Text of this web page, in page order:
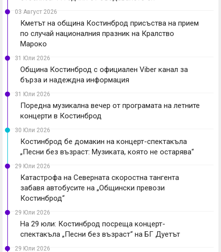
03 Август 2026
Кметът на община Костинброд присъства на прием
по случай националния празник на Кралство
Мароко
31 Юли 2026
Община Костинброд с официален Viber канал за
бърза и надеждна информация
31 Юли 2026
Поредна музикална вечер от програмата на летните
концерти в Костинброд
30 Юли 2026
Костинброд бе домакин на концерт-спектакъла
„Песни без възраст: Музиката, която не остарява“
29 Юли 2026
Катастрофа на Северната скоростна тангента
забавя автобусите на „Общински превози
Костинброд“
29 Юли 2026
На 29 юли: Костинброд посреща концерт-
спектакъла „Песни без възраст“ на БГ Дуетът
29 Юли 2026